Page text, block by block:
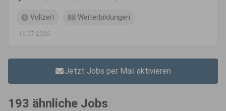
Vollzeit Weiterbildungen
16.07.2026
Jetzt Jobs per Mail aktivieren
193 ähnliche Jobs